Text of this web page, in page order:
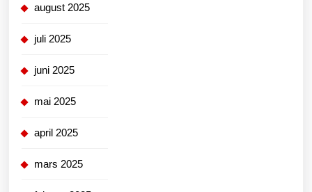
august 2025
juli 2025
juni 2025
mai 2025
april 2025
mars 2025